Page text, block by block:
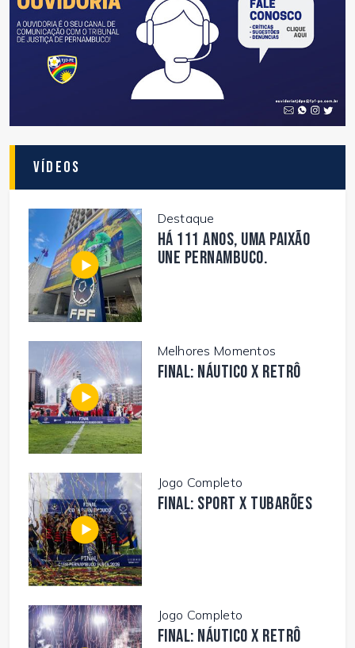
Vídeos
Destaque
Há 111 anos, uma paixão
une Pernambuco.
Melhores Momentos
FINAL: NÁUTICO X RETRÔ
Jogo Completo
FINAL: SPORT X TUBARÕES
Jogo Completo
FINAL: NÁUTICO X RETRÔ